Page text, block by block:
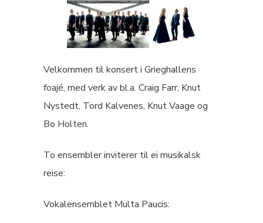
Velkommen til konsert i Grieghallens
foajé, med verk av bl.a. Craig Farr, Knut
Nystedt, Tord Kalvenes, Knut Vaage og
Bo Holten.
To ensembler inviterer til ei musikalsk
reise:
Vokalensemblet Multa Paucis: